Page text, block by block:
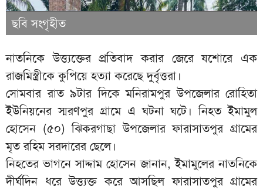
ছবি সংগৃহীত
নাতনিকে উত্ত্যক্তের প্রতিবাদ করার জেরে যশোরে এক
রাজমিস্ত্রীকে কুপিয়ে হত্যা করেছে দুর্বৃত্তরা।
সোমবার রাত ৯টার দিকে মনিরামপুর উপজেলার রোহিতা
ইউনিয়নের স্মরণপুর গ্রামে এ ঘটনা ঘটে। নিহত ইমামুল
হোসেন (৫০) ঝিকরগাছা উপজেলার ফারাসাতপুর গ্রামের
মৃত রহিম সরদারের ছেলে।
নিহতের ভাগনে সাদ্দাম হোসেন জানান, ইমামুলের নাতনিকে
দীর্ঘদিন ধরে উত্ত্যক্ত করে আসছিল ফারাসাতপুর গ্রামের